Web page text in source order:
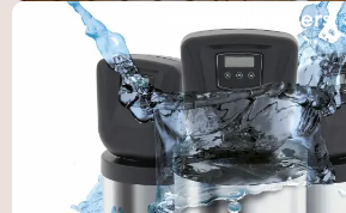
Waterontharders